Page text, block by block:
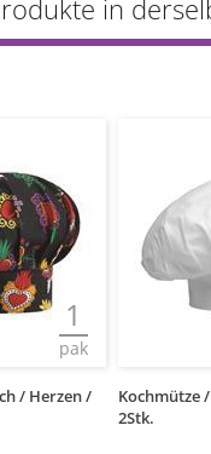
in
1
pak
/ Weiß /
Kochmütze /